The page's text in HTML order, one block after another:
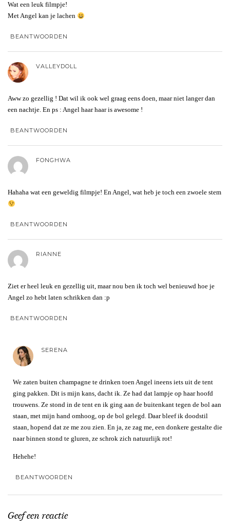
Wat een leuk filmpje!
Met Angel kan je lachen
BEANTWOORDEN
VALLEYDOLL
Aww zo gezellig ! Dat wil ik ook wel graag eens doen, maar niet langer dan
een nachtje. En ps : Angel haar haar is awesome !
BEANTWOORDEN
FONGHWA
Hahaha wat een geweldig filmpje! En Angel, wat heb je toch een zwoele stem
BEANTWOORDEN
RIANNE
Ziet er heel leuk en gezellig uit, maar nou ben ik toch wel benieuwd hoe je
Angel zo hebt laten schrikken dan :p
BEANTWOORDEN
SERENA
We zaten buiten champagne te drinken toen Angel ineens iets uit de tent
ging pakken. Dit is mijn kans, dacht ik. Ze had dat lampje op haar hoofd
trouwens. Ze stond in de tent en ik ging aan de buitenkant tegen de bol aan
staan, met mijn hand omhoog, op de bol gelegd. Daar bleef ik doodstil
staan, hopend dat ze me zou zien. En ja, ze zag me, een donkere gestalte die
naar binnen stond te gluren, ze schrok zich natuurlijk rot!
Hehehe!
BEANTWOORDEN
Geef een reactie